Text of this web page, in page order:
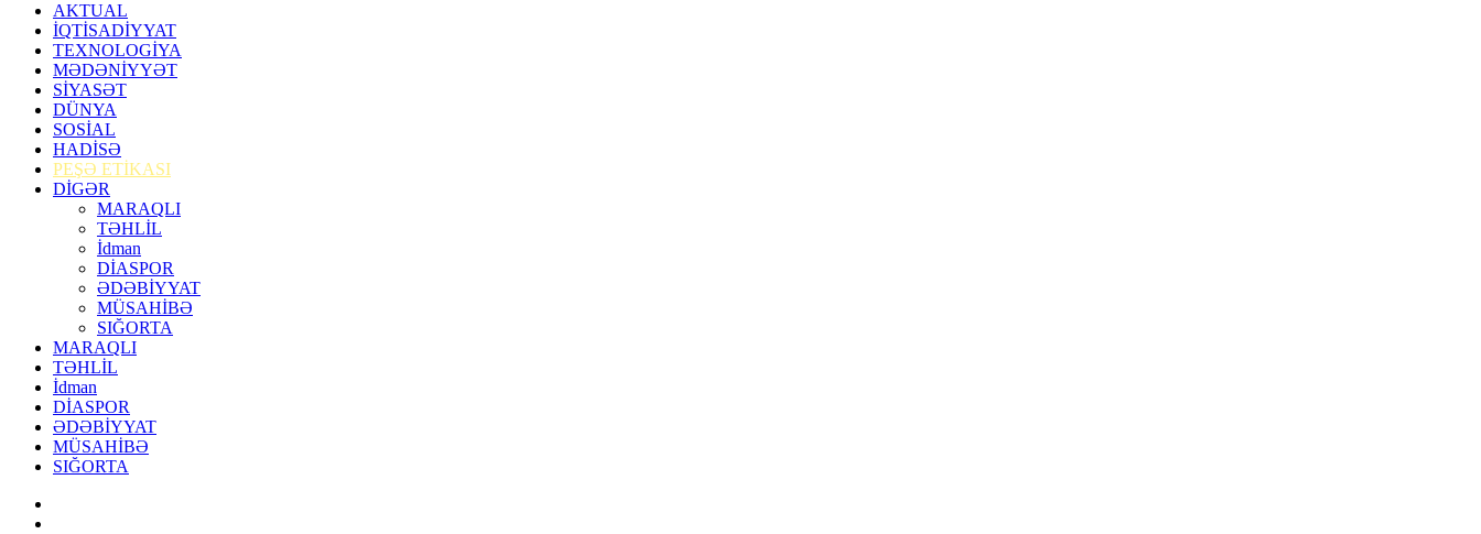
AKTUAL
İQTİSADİYYAT
TEXNOLOGİYA
MƏDƏNİYYƏT
SİYASƏT
DÜNYA
SOSİAL
HADİSƏ
PEŞƏ ETİKASI
DİGƏR
MARAQLI
TƏHLİL
İdman
DİASPOR
ƏDƏBİYYAT
MÜSAHİBƏ
SIĞORTA
MARAQLI
TƏHLİL
İdman
DİASPOR
ƏDƏBİYYAT
MÜSAHİBƏ
SIĞORTA